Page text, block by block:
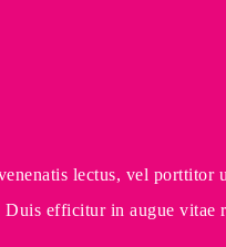
lectus, vel
efficitur in augue